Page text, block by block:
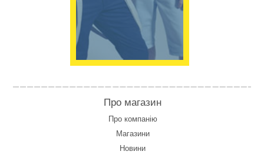
Про магазин
Про компанію
Магазини
Новини